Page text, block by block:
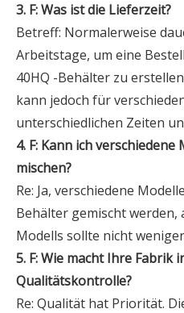
3. F: Was ist die Lieferzeit?
Betreff: Normalerweise
Arbeitstage, um eine
40HQ -Behälter zu
kann jedoch für
unterschiedlichen Zeiten
4. F: Kann ich
mischen?
Re: Ja, verschiedene
Behälter gemischt werden,
Modells sollte nicht
5. F: Wie macht Ihre Fabrik
Qualitätskontrolle?
Re: Qualität hat Priorität.